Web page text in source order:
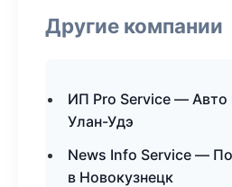
Другие компании
ИП Pro Service — Авто
Улан-Удэ
News Info Service —
в Новокузнецк